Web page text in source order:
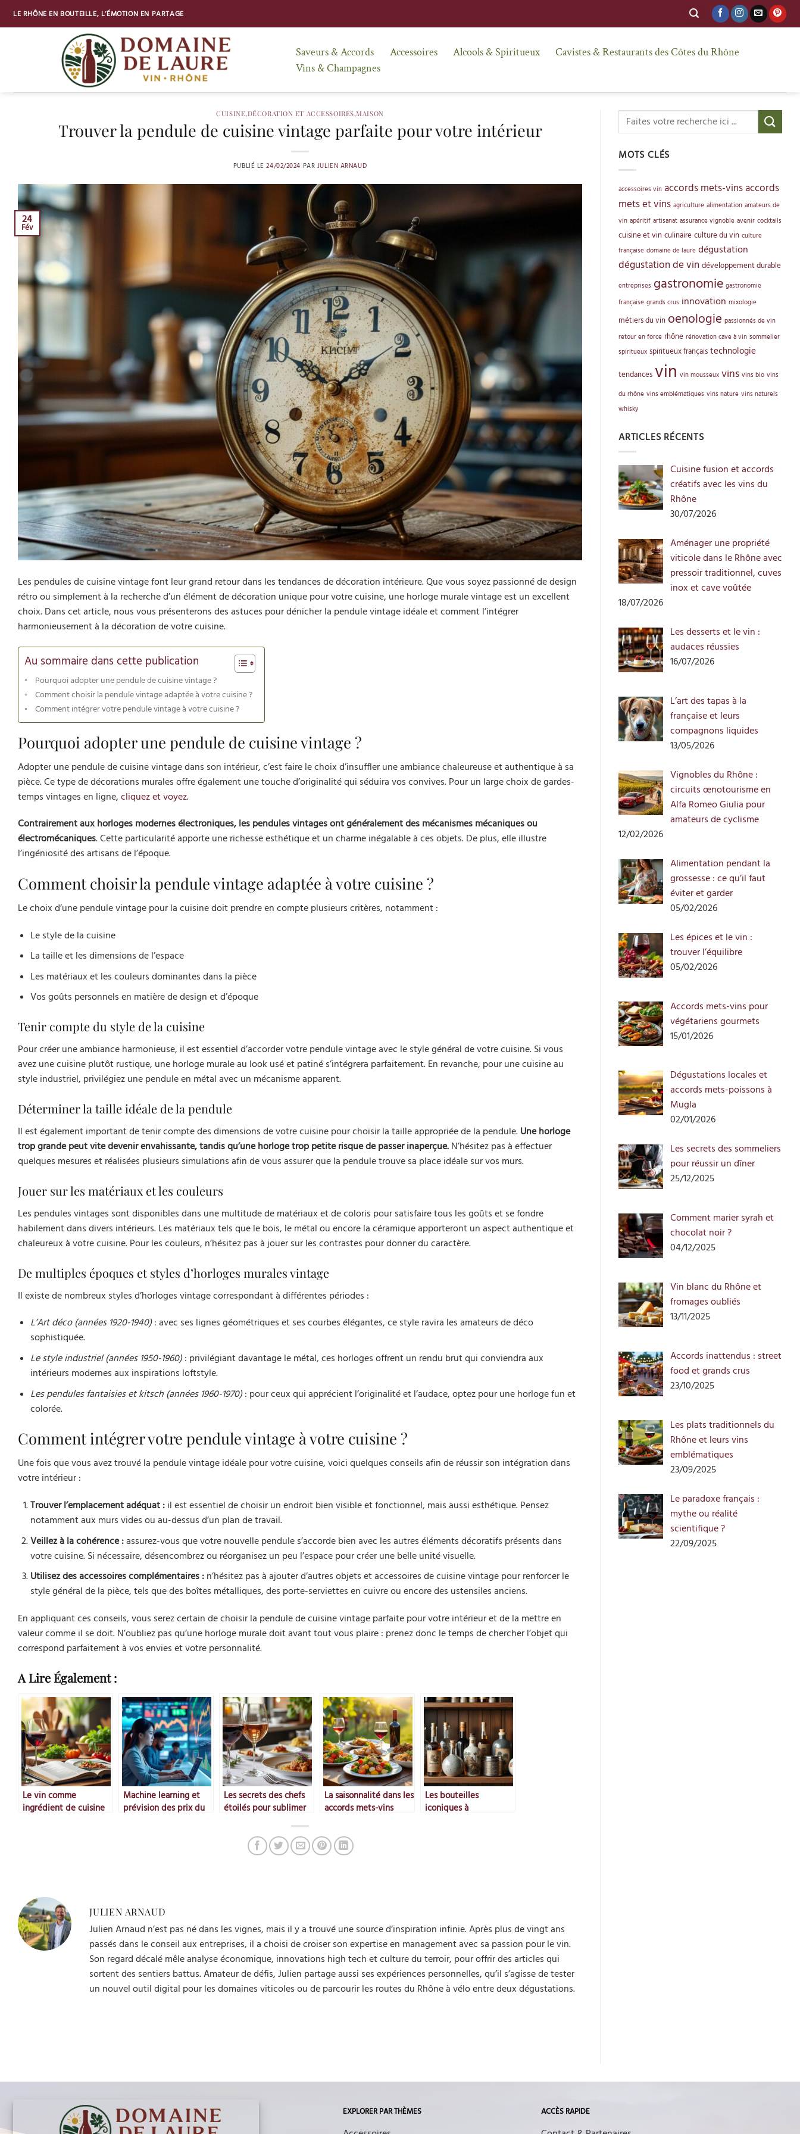
LE RHÔNE EN BOUTEILLE, L’ÉMOTION EN PARTAGE
Saveurs & Accords Accessoires Alcools & Spiritueux
Cavistes & Restaurants des Côtes du Rhône
Vins & Champagnes
CUISINE,DÉCORATION ET ACCESSOIRES,MAISON
Trouver la pendule de cuisine vintage parfaite pour votre intérieur
PUBLIÉ LE24/02/2024 PAR JULIEN ARNAUD
24
Fév
Les pendules de cuisine vintage font leur grand retour dans les tendances de décoration intérieure. Que vous soyez passionné de design
rétro ou simplement à la recherche d’un élément de décoration unique pour votre cuisine, une horloge murale vintage est un excellent
choix. Dans cet article, nous vous présenterons des astuces pour dénicher la pendule vintage idéale et comment l’intégrer
harmonieusement à la décoration de votre cuisine.
Au sommaire dans cette publication
Pourquoi adopter une pendule de cuisine vintage ?
Comment choisir la pendule vintage adaptée à votre cuisine ?
Comment intégrer votre pendule vintage à votre cuisine ?
Pourquoi adopter une pendule de cuisine vintage ?
Adopter une pendule de cuisine vintage dans son intérieur, c’est faire le choix d’insuffler une ambiance chaleureuse et authentique à sa
pièce. Ce type de décorations murales offre également une touche d’originalité qui séduira vos convives. Pour un large choix de gardes-
temps vintages en ligne, cliquez et voyez.
Contrairement aux horloges modernes électroniques, les pendules vintages ont généralement des mécanismes mécaniques ou
électromécaniques. Cette particularité apporte une richesse esthétique et un charme inégalable à ces objets. De plus, elle illustre
l’ingéniosité des artisans de l’époque.
Comment choisir la pendule vintage adaptée à votre cuisine ?
Le choix d’une pendule vintage pour la cuisine doit prendre en compte plusieurs critères, notamment :
Le style de la cuisine
La taille et les dimensions de l’espace
Les matériaux et les couleurs dominantes dans la pièce
Vos goûts personnels en matière de design et d’époque
Tenir compte du style de la cuisine
Pour créer une ambiance harmonieuse, il est essentiel d’accorder votre pendule vintage avec le style général de votre cuisine. Si vous
avez une cuisine plutôt rustique, une horloge murale au look usé et patiné s’intégrera parfaitement. En revanche, pour une cuisine au
style industriel, privilégiez une pendule en métal avec un mécanisme apparent.
Déterminer la taille idéale de la pendule
Il est également important de tenir compte des dimensions de votre cuisine pour choisir la taille appropriée de la pendule. Une horloge
trop grande peut vite devenir envahissante, tandis qu’une horloge trop petite risque de passer inaperçue. N’hésitez pas à effectuer
quelques mesures et réalisées plusieurs simulations afin de vous assurer que la pendule trouve sa place idéale sur vos murs.
Jouer sur les matériaux et les couleurs
Les pendules vintages sont disponibles dans une multitude de matériaux et de coloris pour satisfaire tous les goûts et se fondre
habilement dans divers intérieurs. Les matériaux tels que le bois, le métal ou encore la céramique apporteront un aspect authentique et
chaleureux à votre cuisine. Pour les couleurs, n’hésitez pas à jouer sur les contrastes pour donner du caractère.
De multiples époques et styles d’horloges murales vintage
Il existe de nombreux styles d’horloges vintage correspondant à différentes périodes :
L’Art déco (années 1920-1940): avec ses lignes géométriques et ses courbes élégantes, ce style ravira les amateurs de déco
sophistiquée.
Le style industriel (années 1950-1960): privilégiant davantage le métal, ces horloges offrent un rendu brut qui conviendra aux
intérieurs modernes aux inspirations loftstyle.
Les pendules fantaisies et kitsch (années 1960-1970): pour ceux qui apprécient l’originalité et l’audace, optez pour une horloge fun et
colorée.
Comment intégrer votre pendule vintage à votre cuisine ?
Une fois que vous avez trouvé la pendule vintage idéale pour votre cuisine, voici quelques conseils afin de réussir son intégration dans
votre intérieur :
Trouver l’emplacement adéquat :il est essentiel de choisir un endroit bien visible et fonctionnel, mais aussi esthétique. Pensez
notamment aux murs vides ou au-dessus d’un plan de travail.
Veillez à la cohérence :assurez-vous que votre nouvelle pendule s’accorde bien avec les autres éléments décoratifs présents dans
votre cuisine. Si nécessaire, désencombrez ou réorganisez un peu l’espace pour créer une belle unité visuelle.
Utilisez des accessoires complémentaires :n’hésitez pas à ajouter d’autres objets et accessoires de cuisine vintage pour renforcer le
style général de la pièce, tels que des boîtes métalliques, des porte-serviettes en cuivre ou encore des ustensiles anciens.
En appliquant ces conseils, vous serez certain de choisir la pendule de cuisine vintage parfaite pour votre intérieur et de la mettre en
valeur comme il se doit. N’oubliez pas qu’une horloge murale doit avant tout vous plaire : prenez donc le temps de chercher l’objet qui
correspond parfaitement à vos envies et votre personnalité.
A Lire Également :
Le vin comme
ingrédient de cuisine
Machine learning et
prévision des prix du
Les secrets des chefs
étoilés pour sublimer
La saisonnalité dans les
accords mets-vins
Les bouteilles
iconiques à
JULIEN ARNAUD
Julien Arnaud n’est pas né dans les vignes, mais il y a trouvé une source d’inspiration infinie. Après plus de vingt ans
passés dans le conseil aux entreprises, il a choisi de croiser son expertise en management avec sa passion pour le vin.
Son regard décalé mêle analyse économique, innovations high tech et culture du terroir, pour offrir des articles qui
sortent des sentiers battus. Amateur de défis, Julien partage aussi ses expériences personnelles, qu’il s’agisse de tester
un nouvel outil digital pour les domaines viticoles ou de parcourir les routes du Rhône à vélo entre deux dégustations.
MOTS CLÉS
accessoires vin accords mets-vinsaccords
mets et vins agriculture alimentation amateurs de
vin apéritif artisanat assurance vignoble avenir cocktails
cuisine et vin culinaire culture du vin culture
française domaine de laure dégustation
dégustation de vin développement durable
entreprises gastronomie gastronomie
française grands crus innovation mixologie
métiers du vin oenologie passionnés de vin
retour en force rhône rénovation cave à vin sommelier
spiritueux spiritueux français technologie
tendances vin vin mousseux vins vins bio vins
du rhône vins emblématiques vins nature vins naturels
whisky
ARTICLES RÉCENTS
Cuisine fusion et accords
créatifs avec les vins du
Rhône
30/07/2026
Aménager une propriété
viticole dans le Rhône avec
pressoir traditionnel, cuves
inox et cave voûtée
18/07/2026
Les desserts et le vin :
audaces réussies
16/07/2026
L’art des tapas à la
française et leurs
compagnons liquides
13/05/2026
Vignobles du Rhône :
circuits œnotourisme en
Alfa Romeo Giulia pour
amateurs de cyclisme
12/02/2026
Alimentation pendant la
grossesse : ce qu’il faut
éviter et garder
05/02/2026
Les épices et le vin :
trouver l’équilibre
05/02/2026
Accords mets-vins pour
végétariens gourmets
15/01/2026
Dégustations locales et
accords mets-poissons à
Mugla
02/01/2026
Les secrets des sommeliers
pour réussir un dîner
25/12/2025
Comment marier syrah et
chocolat noir ?
04/12/2025
Vin blanc du Rhône et
fromages oubliés
13/11/2025
Accords inattendus : street
food et grands crus
23/10/2025
Les plats traditionnels du
Rhône et leurs vins
emblématiques
23/09/2025
Le paradoxe français :
mythe ou réalité
scientifique ?
22/09/2025
EXPLORER PAR THÈMES ACCÈS RAPIDE